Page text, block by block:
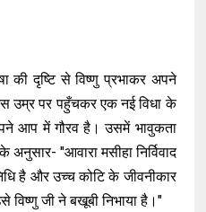
की दृष्टि से विष्णु प्रभाकर अपने
पर पहुँचकर एक नई विधा के
आप में गौरव है। उसमें भावुकता
"आवारा मसीहा निर्विवाद
है और उच्च कोटि के जीवनीकार
विष्णु जी ने बखूबी निभाया है।"